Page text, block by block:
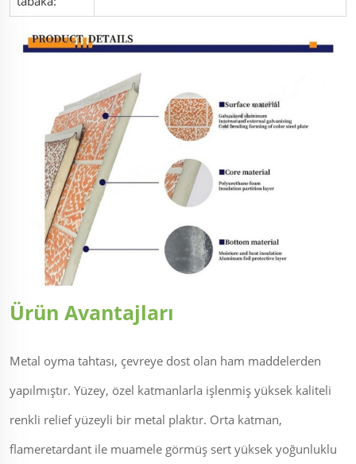
Ürün Avantajları
Metal oyma tahtası, çevreye dost olan ham maddelerden
yapılmıştır. Yüzey, özel katmanlarla işlenmiş yüksek kaliteli
renkli relief yüzeyli bir metal plaktır. Orta katman,
flameretardant ile muamele görmüş sert yüksek yoğunluklu